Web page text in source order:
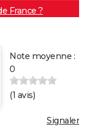
France ?
Note moyenne :
0
(1 avis)
Signaler